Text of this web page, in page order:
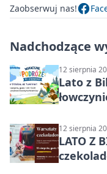
Zaobserwuj nas!
Nadchodzące
12 sierpnia
Lato z
12 sierpnia
LATO Z